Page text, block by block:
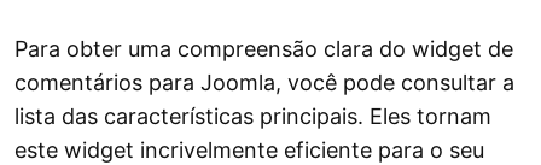
Para obter uma compreensão clara do widget de
comentários para Joomla, você pode consultar a
lista das características principais. Eles tornam
este widget incrivelmente eficiente para o seu